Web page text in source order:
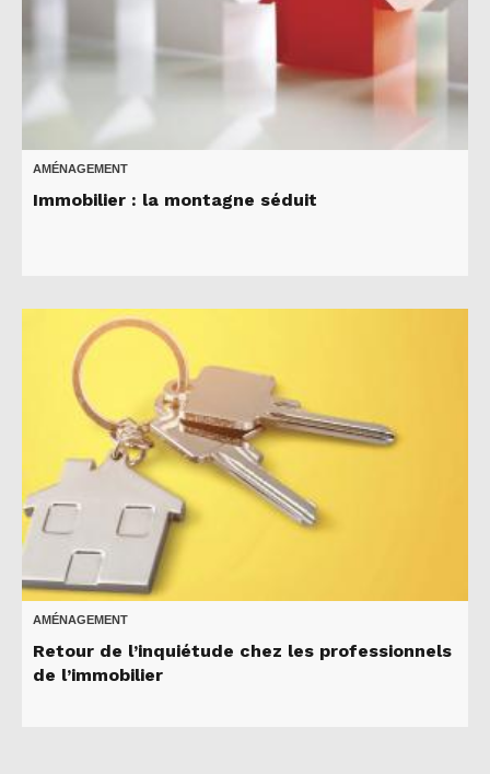
AMÉNAGEMENT
Immobilier : la montagne séduit
AMÉNAGEMENT
Retour de l’inquiétude chez les professionnels
de l’immobilier